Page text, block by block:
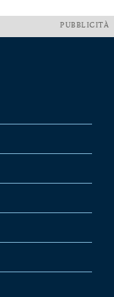
PUBBLICITÀ